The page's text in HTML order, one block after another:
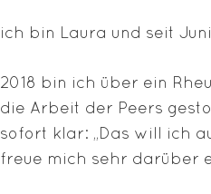
ich bin Laura und seit
2018 bin ich über ein
die Arbeit der Peers
sofort klar: „Das will ich
freue mich sehr darüber